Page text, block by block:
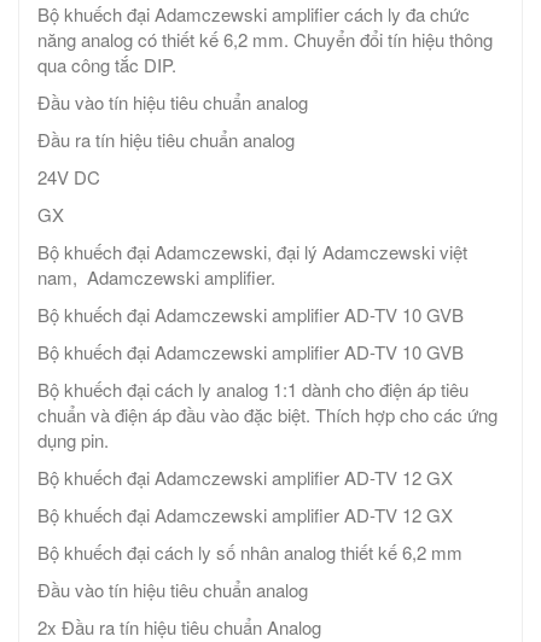
Bộ khuếch đại Adamczewski amplifier cách ly đa chức
năng analog có thiết kế 6,2 mm. Chuyển đổi tín hiệu thông
qua công tắc DIP.
Đầu vào tín hiệu tiêu chuẩn analog
Đầu ra tín hiệu tiêu chuẩn analog
24V DC
GX
Bộ khuếch đại Adamczewski, đại lý Adamczewski việt
nam, Adamczewski amplifier.
Bộ khuếch đại Adamczewski amplifier AD-TV 10 GVB
Bộ khuếch đại Adamczewski amplifier AD-TV 10 GVB
Bộ khuếch đại cách ly analog 1:1 dành cho điện áp tiêu
chuẩn và điện áp đầu vào đặc biệt. Thích hợp cho các ứng
dụng pin.
Bộ khuếch đại Adamczewski amplifier AD-TV 12 GX
Bộ khuếch đại Adamczewski amplifier AD-TV 12 GX
Bộ khuếch đại cách ly số nhân analog thiết kế 6,2 mm
Đầu vào tín hiệu tiêu chuẩn analog
2x Đầu ra tín hiệu tiêu chuẩn Analog